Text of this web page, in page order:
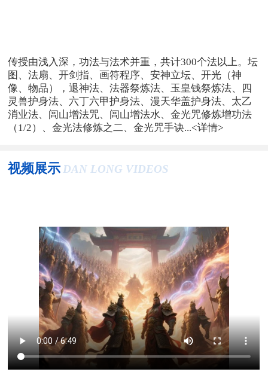
传授由浅入深，功法与法术并重，共计300个法以上。坛
图、法扇、开剑指、画符程序、安神立坛、开光（神
像、物品），退神法、法器祭炼法、玉皇钱祭炼法、四
灵兽护身法、六丁六甲护身法、漫天华盖护身法、太乙
消业法、闾山增法咒、闾山增法水、金光咒修炼增功法
（1/2）、金光法修炼之二、金光咒手诀...<详情>
视频展示 DAN LONG VIDEOS